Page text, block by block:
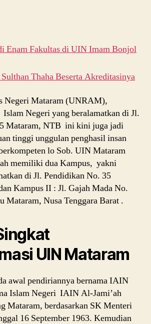
Enam Fakultas di UIN Imam Bonjol
Thaha Beserta Akreditasinya
Negeri Mataram (UNRAM),
Negeri yang beralamatkan di Jl.
Mataram, NTB ini kini juga jadi
tinggi unggulan penghasil insan
lo Sob. UIN Mataram
memiliki dua Kampus, yakni
di Jl. Pendidikan No. 35
Kampus II : Jl. Gajah Mada No.
Mataram, Nusa Tenggara Barat .
UIN Mataram
awal pendiriannya bernama IAIN
Islam Negeri IAIN Al-Jami’ah
Mataram, berdasarkan SK Menteri
16 September 1963. Kemudian